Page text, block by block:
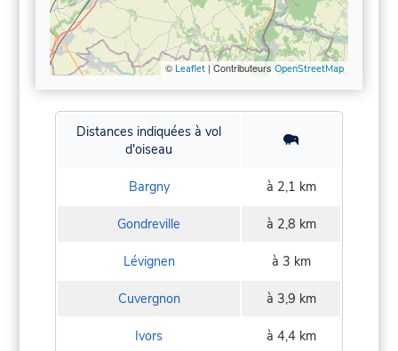
© Leaflet| Contributeurs OpenStreetMap
Distances indiquées à vol
d'oiseau
Bargny à 2,1 km
Gondreville à 2,8 km
Lévignen à 3 km
Cuvergnon à 3,9 km
Ivors à 4,4 km